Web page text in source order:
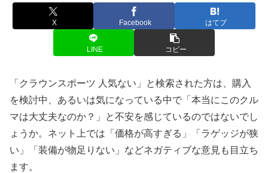
X Facebook はてブ
LINE コピー
「クラウンスポーツ 人気ない」と検索された方は、購入
を検討中、あるいは気になっている中で「本当にこのクル
マは大丈夫なのか？」と不安を感じているのではないでし
ょうか。ネット上では「価格が高すぎる」「ラゲッジが狭
い」「装備が物足りない」などネガティブな意見も目立ち
ます。